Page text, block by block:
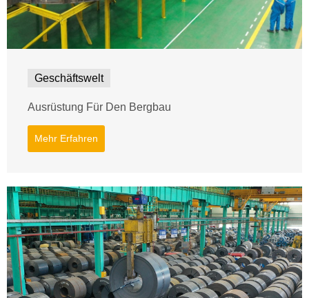
Geschäftswelt
Ausrüstung Für Den Bergbau
Mehr Erfahren